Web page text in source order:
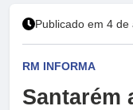
Publicado em 4
RM INFORMA
Santarém